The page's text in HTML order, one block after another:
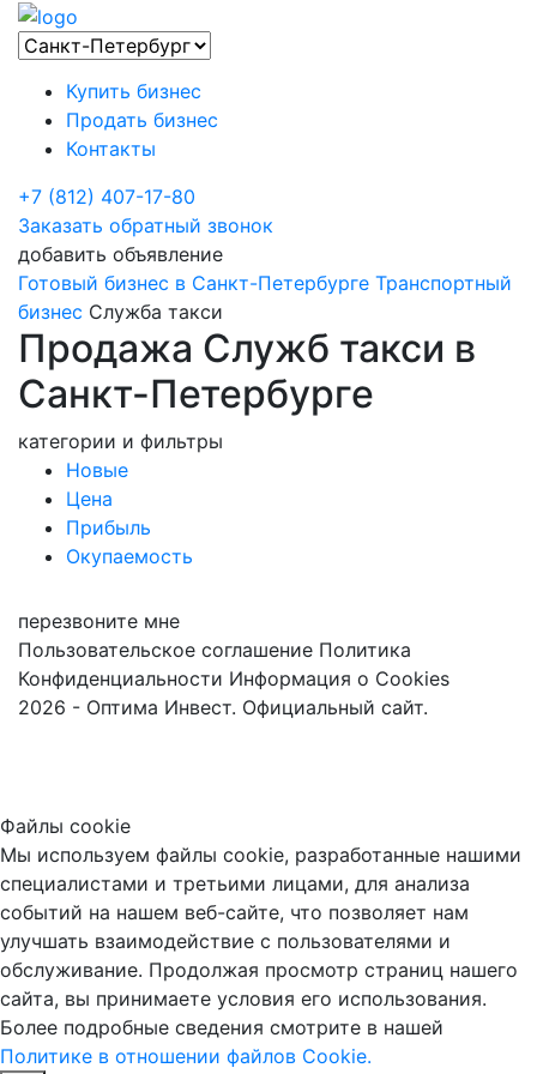
Купить бизнес
Продать бизнес
Контакты
+7 (812) 407-17-80
Заказать обратный звонок
добавить объявление
Готовый бизнес в Санкт-Петербурге Транспортный
бизнес Служба такси
Продажа Служб такси в
Санкт-Петербурге
категории и фильтры
Новые
Цена
Прибыль
Окупаемость
перезвоните мне
Пользовательское соглашение Политика
Конфиденциальности Информация о Cookies
2026 - Оптима Инвест. Официальный сайт.
Файлы cookie
Мы используем файлы cookie, разработанные нашими
специалистами и третьими лицами, для анализа
событий на нашем веб-сайте, что позволяет нам
улучшать взаимодействие с пользователями и
обслуживание. Продолжая просмотр страниц нашего
сайта, вы принимаете условия его использования.
Более подробные сведения смотрите в нашей
Политике в отношении файлов Cookie.